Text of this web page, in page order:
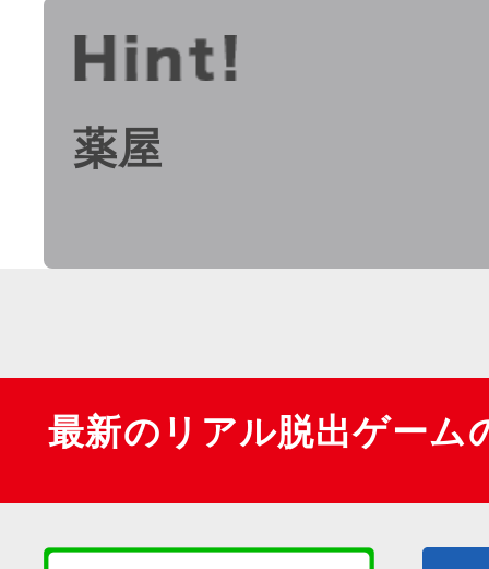
薬屋
最新のリアル脱出ゲーム